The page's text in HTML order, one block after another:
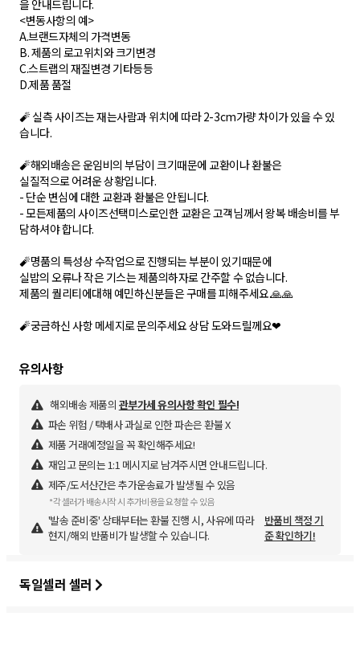
을 안내드립니다.
<변동사항의 예>
A.브랜드자체의 가격변동
B. 제품의 로고위치와 크기변경
C.스트랩의 재질변경 기타등등
D.제품 품절
🧨 실측 사이즈는 재는사람과 위치에 따라 2-3cm가량 차이가 있을 수 있
습니다.
🧨해외배송은 운임비의 부담이 크기때문에 교환이나 환불은
실질적으로 어려운 상황입니다.
- 단순 변심에 대한 교환과 환불은 안됩니다.
- 모든제품의 사이즈선택미스로인한 교환은 고객님께서 왕복 배송비를 부
담하셔야 합니다.
🧨명품의 특성상 수작업으로 진행되는 부분이 있기때문에
실밥의 오류나 작은 기스는 제품의하자로 간주할 수 없습니다.
제품의 퀄리티에대해 예민하신분들은 구매를 피해주세요.🙏🙏
🧨궁금하신 사항 메세지로 문의주세요 상담 도와드릴께요❤
유의사항
해외배송 제품의 관부가세 유의사항 확인 필수!
파손 위험 / 택배사 과실로 인한 파손은 환불 X
제품 거래예정일을 꼭 확인해주세요!
재입고 문의는 1:1 메시지로 남겨주시면 안내드립니다.
제주/도서산간은 추가운송료가 발생될 수 있음
*각 셀러가 배송시작 시 추가비용을 요청할 수 있음
'발송 준비중' 상태부터는 환불 진행 시, 사유에 따라
현지/해외 반품비가 발생할 수 있습니다.
반품비 책정 기
준 확인하기!
독일셀러 셀러